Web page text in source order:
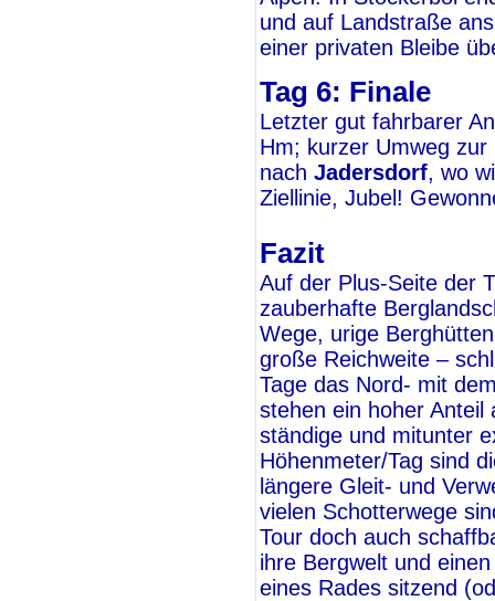
und auf Landstraße
einer privaten Bleibe
Tag 6: Finale
Letzter gut fahrbarer
Hm; kurzer Umweg
nach Jadersdorf, wo
Ziellinie, Jubel!
Fazit
Auf der Plus-Seite der
zauberhafte
Wege, urige
große Reichweite –
Tage das Nord- mit
stehen ein hoher Anteil
ständige und mitunter
Höhenmeter/Tag sind
längere Gleit- und
vielen Schotterwege
Tour doch auch
ihre Bergwelt und
eines Rades sitzend